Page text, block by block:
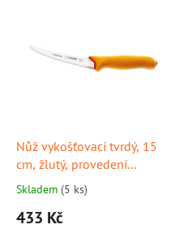
Nůž vykošťovací tvrdý, 15
cm, žlutý, provedení
"PrimeLine", GIESSER
Skladem (5 ks)
433 Kč